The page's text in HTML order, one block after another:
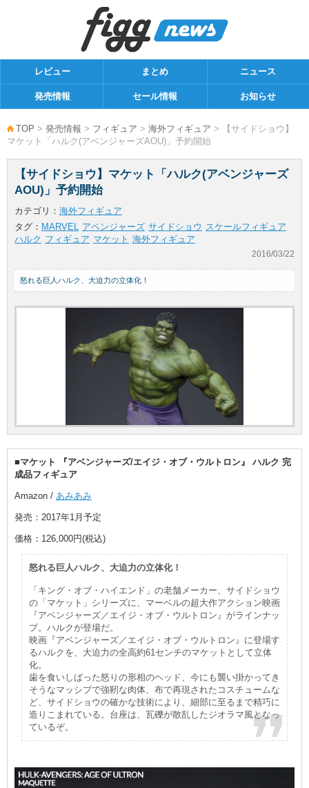
レビュー まとめ ニュース
発売情報 セール情報 お知らせ
TOP > 発売情報 > フィギュア > 海外フィギュア > 【サイドショウ】
マケット「ハルク(アベンジャーズAOU)」予約開始
【サイドショウ】マケット「ハルク(アベンジャーズ
AOU)」予約開始
カテゴリ： 海外フィギュア
タグ： MARVEL アベンジャーズ サイドショウ スケールフィギュア
ハルク フィギュア マケット 海外フィギュア
2016/03/22
怒れる巨人ハルク、大迫力の立体化！
■マケット 『アベンジャーズ/エイジ・オブ・ウルトロン』 ハルク 完
成品フィギュア
Amazon / あみあみ
発売：2017年1月予定
価格：126,000円(税込)
怒れる巨人ハルク、大迫力の立体化！
「キング・オブ・ハイエンド」の老舗メーカー、サイドショウ
の「マケット」シリーズに、マーベルの超大作アクション映画
『アベンジャーズ／エイジ・オブ・ウルトロン』がラインナッ
プ。ハルクが登場だ。
映画『アベンジャーズ／エイジ・オブ・ウルトロン』に登場す
るハルクを、大迫力の全高約61センチのマケットとして立体
化。
歯を食いしばった怒りの形相のヘッド、今にも襲い掛かってき
そうなマッシブで強靭な肉体、布で再現されたコスチュームな
ど、サイドショウの確かな技術により、細部に至るまで精巧に
造りこまれている。台座は、瓦礫が散乱したジオラマ風となっ
ているぞ。